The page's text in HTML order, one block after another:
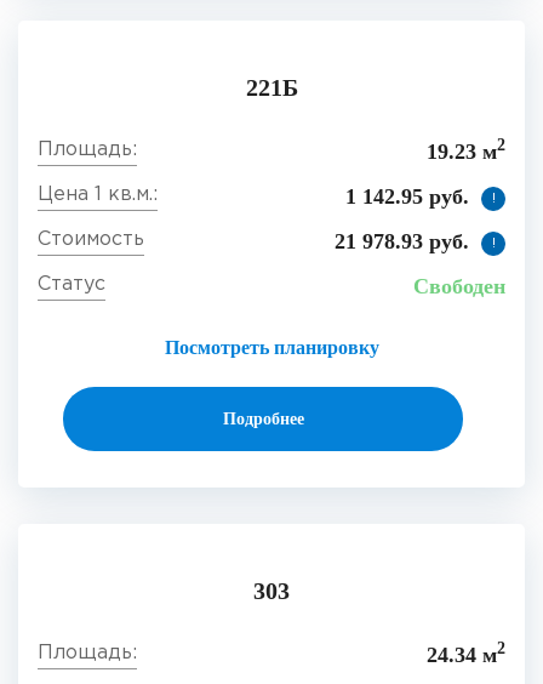
221Б
19.23 м2
1 142.95 руб. !
21 978.93 руб. !
Посмотреть планировку
Свободен
Подробнее
303
24.34 м2